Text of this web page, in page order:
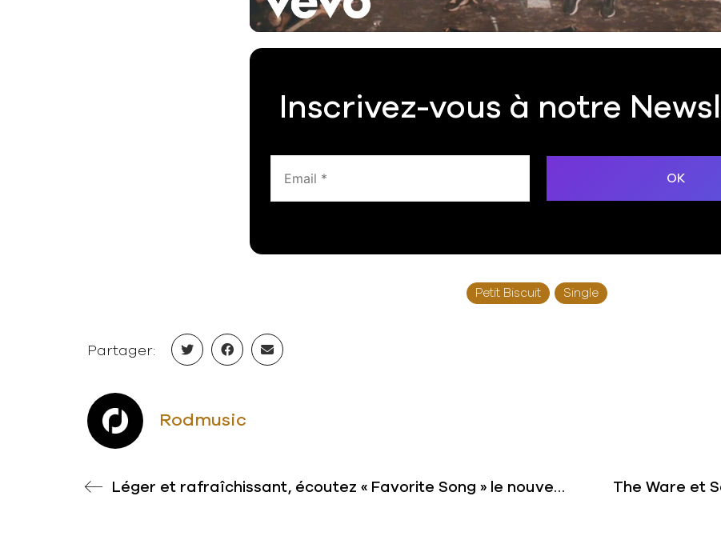
Inscrivez-vous à notre
Petit Biscuit Single
Partager:
Rodmusic
Léger et rafraîchissant, écoutez « Favorite Song » le nouveau Cozy